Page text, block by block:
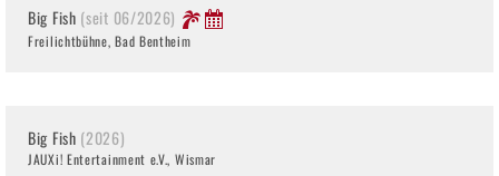
Big Fish (seit 06/2026)
Freilichtbühne, Bad Bentheim
Big Fish (2026)
JAUXi! Entertainment e.V., Wismar